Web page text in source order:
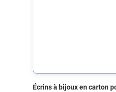
Écrins à bijoux en carton